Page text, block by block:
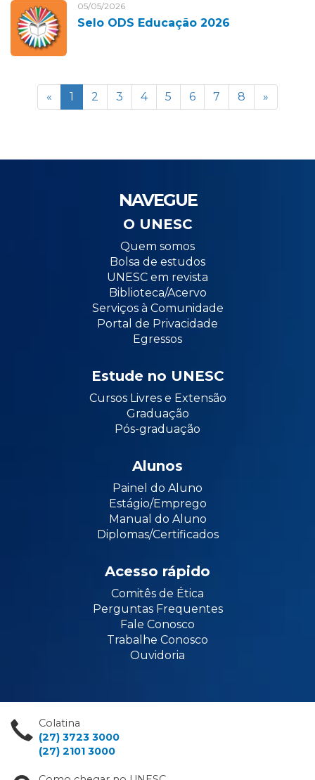
05/05/2026
Selo ODS Educação 2026
« 1 2 3 4 5 6 7 8 »
NAVEGUE
O UNESC
Quem somos
Bolsa de estudos
UNESC em revista
Biblioteca/Acervo
Serviços à Comunidade
Portal de Privacidade
Egressos
Estude no UNESC
Cursos Livres e Extensão
Graduação
Pós-graduação
Alunos
Painel do Aluno
Estágio/Emprego
Manual do Aluno
Diplomas/Certificados
Acesso rápido
Comitês de Ética
Perguntas Frequentes
Fale Conosco
Trabalhe Conosco
Ouvidoria
Colatina
(27) 3723 3000
(27) 2101 3000